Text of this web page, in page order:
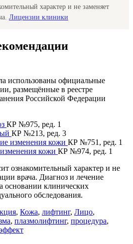
характер и не заменяет
Лицензии клиники
использованы официальные
размещённые в реестре
Российской Федерации
КР №975, ред. 1
КР №213, ред. 3
изменения кожи КР №751, ред. 1
кожи КР №974, ред. 1
ознакомительный характер и не
врача. Диагноз и лечение
основании клинических
обследования.
, Кожа, лифтинг, Лицо,
, плазмолифтинг, процедура,